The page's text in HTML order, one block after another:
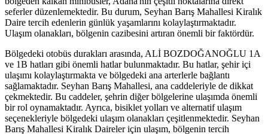
seferler düzenlemektedir. Bu durum, Seyhan Barış Mahallesi Kiralık
Daire tercih edenlerin günlük yaşamlarını kolaylaştırmaktadır.
Ulaşım olanakları, bölgenin cazibesini artıran önemli bir faktördür.
Bölgedeki otobüs durakları arasında, ALİ BOZDOĞANOĞLU 1A
ve 1B hatları gibi önemli hatlar bulunmaktadır. Bu hatlar, şehir içi
ulaşımı kolaylaştırmakta ve bölgedeki ana arterlerle bağlantı
sağlamaktadır. Seyhan Barış Mahallesi, ana caddeleriyle de dikkat
çekmektedir. Bu caddeler, şehrin diğer bölgelerine ulaşımda önemli
bir rol oynamaktadır. Ayrıca, bisiklet yolları ve alternatif ulaşım
seçenekleriyle bölgedeki ulaşım olanakları çeşitlenmektedir. Seyhan
Barış Mahallesi Kiralık Daireler için ulaşım, bölgenin tercih